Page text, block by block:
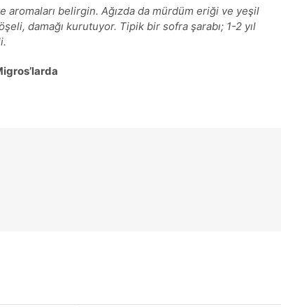
belirgin. Ağızda da mürdüm eriği ve yeşil
damağı kurutuyor. Tipik bir sofra şarabı; 1-2 yıl